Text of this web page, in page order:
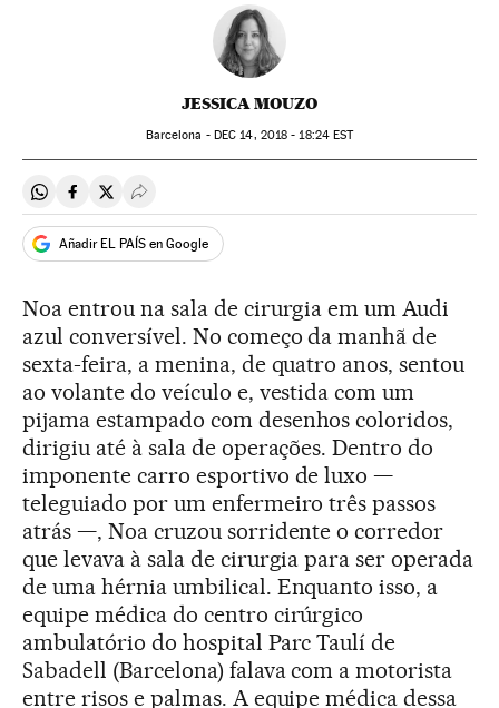
JESSICA MOUZO
Barcelona - DEC 14, 2018 - 18:24EST
Compartir en Whatsapp
Compartir en Facebook
Compartir en Twitter
Desplegar Redes Sociales
Añadir EL PAÍS en Google
Noa entrou na sala de cirurgia em um Audi
azul conversível. No começo da manhã de
sexta-feira, a menina, de quatro anos, sentou
ao volante do veículo e, vestida com um
pijama estampado com desenhos coloridos,
dirigiu até à sala de operações. Dentro do
imponente carro esportivo de luxo —
teleguiado por um enfermeiro três passos
atrás —, Noa cruzou sorridente o corredor
que levava à sala de cirurgia para ser operada
de uma hérnia umbilical. Enquanto isso, a
equipe médica do centro cirúrgico
ambulatório do hospital Parc Taulí de
Sabadell (Barcelona) falava com a motorista
entre risos e palmas. A equipe médica dessa